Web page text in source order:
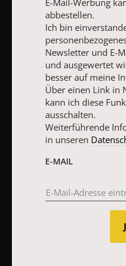
AGB und Widerrufsbelehrung
E-Mail-Werbung
abbestellen.
Ich bin
Newsletter und E-
und ausgewertet
besser auf meine
Über einen Link in
kann ich diese
ausschalten.
Weiterführende
in unseren
E-MAIL